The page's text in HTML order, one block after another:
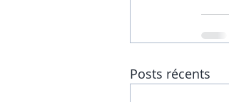
Posts récents